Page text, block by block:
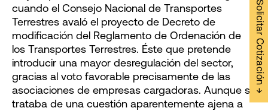
cuando el Consejo Nacional de Transportes
Terrestres avaló el proyecto de Decreto de
modificación del Reglamento de Ordenación de
los Transportes Terrestres. Éste que pretende
introducir una mayor desregulación del sector,
gracias al voto favorable precisamente de las
asociaciones de empresas cargadoras. Aunque se
trataba de una cuestión aparentemente ajena a
Solicitar Cotización →